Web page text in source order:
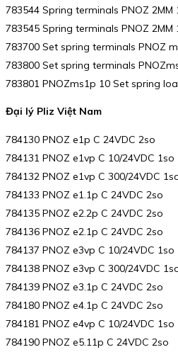
783544 Spring terminals PNOZ 2MM
783545 Spring terminals PNOZ 2MM
783700 Set spring terminals PNOZ
783800 Set spring terminals
783801 PNOZms1p 10 Set spring
Đại lý Pliz Việt Nam
784130 PNOZ e1p C 24VDC 2so
784131 PNOZ e1vp C 10/24VDC
784132 PNOZ e1vp C 300/24VDC
784133 PNOZ e1.1p C 24VDC 2so
784135 PNOZ e2.2p C 24VDC 2so
784136 PNOZ e2.1p C 24VDC 2so
784137 PNOZ e3vp C 10/24VDC
784138 PNOZ e3vp C 300/24VDC
784139 PNOZ e3.1p C 24VDC 2so
784180 PNOZ e4.1p C 24VDC 2so
784181 PNOZ e4vp C 10/24VDC
784190 PNOZ e5.11p C 24VDC 2so